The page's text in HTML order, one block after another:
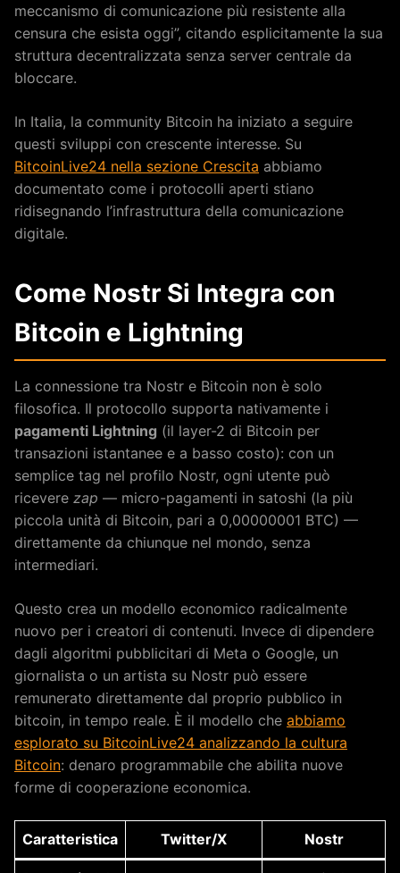
meccanismo di comunicazione più resistente alla
censura che esista oggi”, citando esplicitamente la sua
struttura decentralizzata senza server centrale da
bloccare.
In Italia, la community Bitcoin ha iniziato a seguire
questi sviluppi con crescente interesse. Su
BitcoinLive24 nella sezione Crescita abbiamo
documentato come i protocolli aperti stiano
ridisegnando l’infrastruttura della comunicazione
digitale.
Come Nostr Si Integra con
Bitcoin e Lightning
La connessione tra Nostr e Bitcoin non è solo
filosofica. Il protocollo supporta nativamente i
pagamenti Lightning (il layer-2 di Bitcoin per
transazioni istantanee e a basso costo): con un
semplice tag nel profilo Nostr, ogni utente può
ricevere zap — micro-pagamenti in satoshi (la più
piccola unità di Bitcoin, pari a 0,00000001 BTC) —
direttamente da chiunque nel mondo, senza
intermediari.
Questo crea un modello economico radicalmente
nuovo per i creatori di contenuti. Invece di dipendere
dagli algoritmi pubblicitari di Meta o Google, un
giornalista o un artista su Nostr può essere
remunerato direttamente dal proprio pubblico in
bitcoin, in tempo reale. È il modello che abbiamo
esplorato su BitcoinLive24 analizzando la cultura
Bitcoin: denaro programmabile che abilita nuove
forme di cooperazione economica.
Caratteristica Twitter/X Nostr